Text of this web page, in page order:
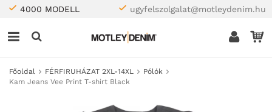
4000 MODELL ugyfelszolgalat@motleydenim.hu
Főoldal FÉRFIRUHÁZAT 2XL-14XL
Pólók
Kam Jeans Vee Print T-shirt Black